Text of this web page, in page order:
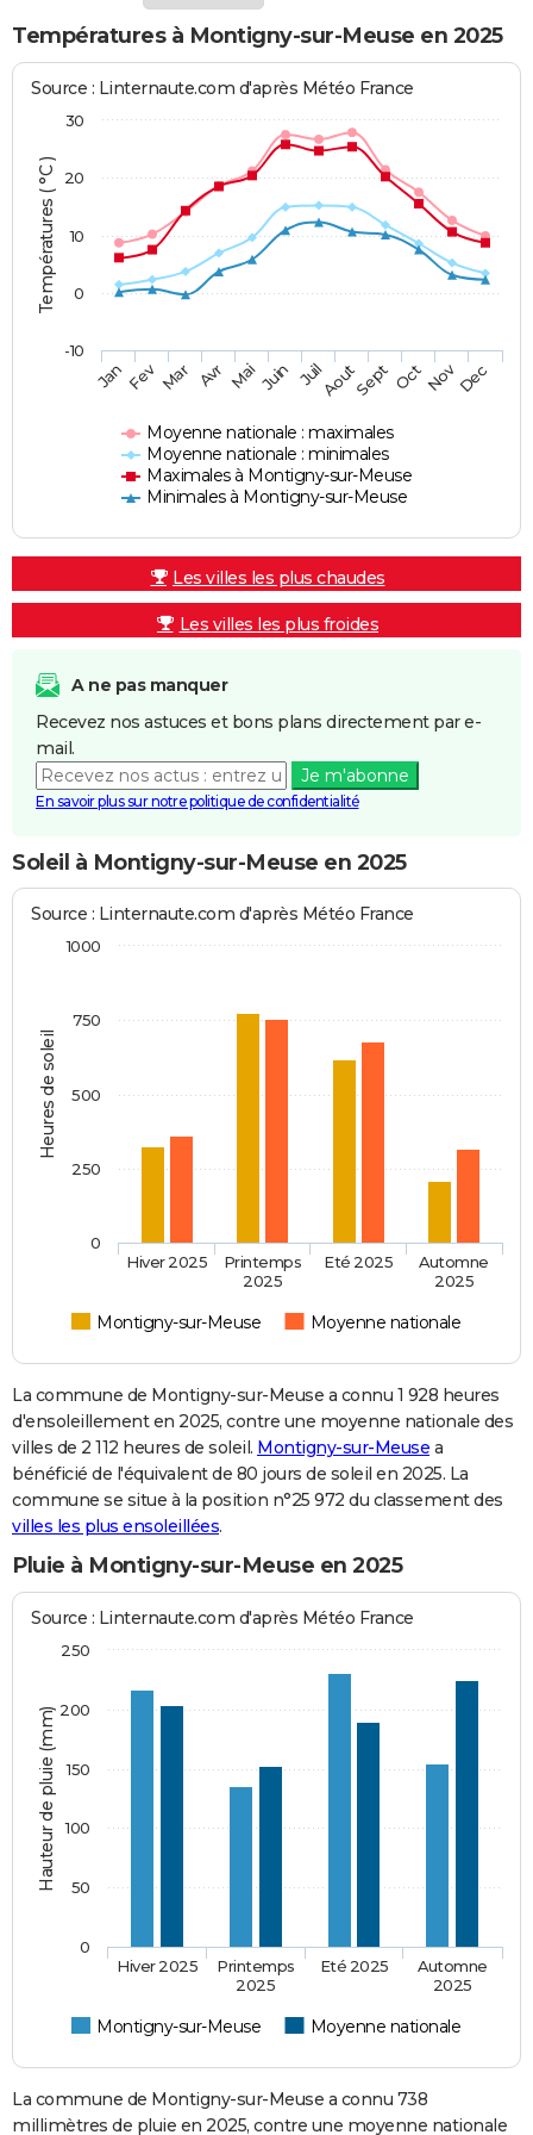
Températures à Montigny-sur-Meuse en 2025
Températures ( °C )
Source : Linternaute.com d'après Météo France
Moyenne nationale : maximales
Moyenne nationale : minimales
Maximales à Montigny-sur-Meuse
Minimales à Montigny-sur-Meuse
JanFev Mar Avr MaiJuin JuilAoutSept OctNovDec
-10
0
10
20
30
Les villes les plus chaudes
Les villes les plus froides
A ne pas manquer
Recevez nos astuces et bons plans directement par e-
mail.
Je m'abonne
En savoir plus sur notre politique de confidentialité
Soleil à Montigny-sur-Meuse en 2025
Heures de soleil
Source : Linternaute.com d'après Météo France
Montigny-sur-Meuse Moyenne nationale
Hiver 2025
Printemps
2025
Eté 2025
Automne
2025
0
1000
250
500
750
La commune de Montigny-sur-Meuse a connu 1 928 heures
d'ensoleillement en 2025, contre une moyenne nationale des
villes de 2 112 heures de soleil. Montigny-sur-Meuse a
bénéficié de l'équivalent de 80 jours de soleil en 2025. La
commune se situe à la position n°25 972 du classement des
villes les plus ensoleillées.
Pluie à Montigny-sur-Meuse en 2025
Hauteur de pluie (mm)
Source : Linternaute.com d'après Météo France
Montigny-sur-Meuse Moyenne nationale
Hiver 2025
Printemps
2025
Eté 2025
Automne
2025
0
50
100
150
200
250
La commune de Montigny-sur-Meuse a connu 738
millimètres de pluie en 2025, contre une moyenne nationale